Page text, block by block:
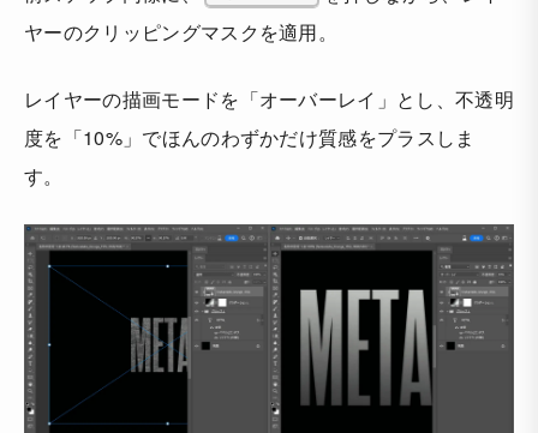
ヤーのクリッピングマスクを適用。
レイヤーの描画モードを「オーバーレイ」とし、不透明
度を「10%」でほんのわずかだけ質感をプラスしま
す。